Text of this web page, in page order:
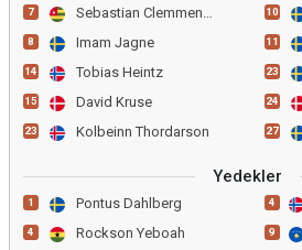
7 Sebastian Clemmensen
8 Imam Jagne
14 Tobias Heintz
15 David Kruse
23 Kolbeinn Thordarson
10
11
23
24
27
Yedekler
1 Pontus Dahlberg
4 Rockson Yeboah
4
9